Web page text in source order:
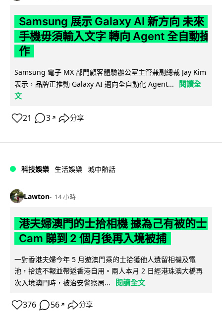
Samsung 展示 Galaxy AI 新方向 未來
手機毋須輸入文字 轉向 Agent 全自動操
作
Samsung 電子 MX 部門顧客體驗辦公室主管兼副總裁 Jay Kim
表示，品牌正推動 Galaxy AI 邁向全自動化 Agent...
閱讀全
文
21 3 ↗ 分享
科技娛樂 生活娛樂 城中熱話
Lawton 14 小時
港夫婦澳門的士拾相機 據為己有被的士
Cam 睇到 2 個月後再入境被捕
一對香港夫婦今年 5 月遊澳門乘的士拾獲他人遺留相機及電
池，拾遺不報並帶返香港自用。兩人本月 2 日經港珠澳大橋再
次入境澳門時，被治安警察局...
閱讀全文
376 56 ↗ 分享